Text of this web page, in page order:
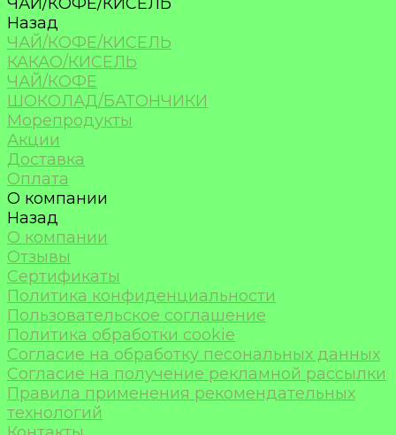
Назад
ЧАЙ/КОФЕ/КИСЕЛЬ
КАКАО/КИСЕЛЬ
ЧАЙ/КОФЕ
ШОКОЛАД/БАТОНЧИКИ
Морепродукты
Акции
Доставка
Оплата
О компании
Назад
О компании
Отзывы
Сертификаты
Политика конфиденциальности
Пользовательское соглашение
Политика обработки cookie
Согласие на обработку песональных данных
Согласие на получение рекламной рассылки
Правила применения рекомендательных
технологий